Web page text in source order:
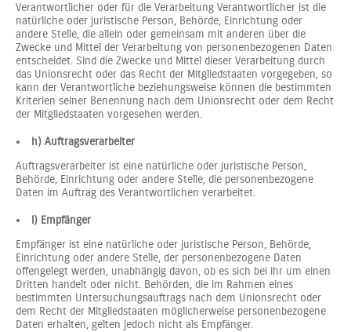
Verantwortlicher oder für die Verarbeitung Verantwortlicher ist die
natürliche oder juristische Person, Behörde, Einrichtung oder
andere Stelle, die allein oder gemeinsam mit anderen über die
Zwecke und Mittel der Verarbeitung von personenbezogenen Daten
entscheidet. Sind die Zwecke und Mittel dieser Verarbeitung durch
das Unionsrecht oder das Recht der Mitgliedstaaten vorgegeben, so
kann der Verantwortliche beziehungsweise können die bestimmten
Kriterien seiner Benennung nach dem Unionsrecht oder dem Recht
der Mitgliedstaaten vorgesehen werden.
h) Auftragsverarbeiter
Auftragsverarbeiter ist eine natürliche oder juristische Person,
Behörde, Einrichtung oder andere Stelle, die personenbezogene
Daten im Auftrag des Verantwortlichen verarbeitet.
i) Empfänger
Empfänger ist eine natürliche oder juristische Person, Behörde,
Einrichtung oder andere Stelle, der personenbezogene Daten
offengelegt werden, unabhängig davon, ob es sich bei ihr um einen
Dritten handelt oder nicht. Behörden, die im Rahmen eines
bestimmten Untersuchungsauftrags nach dem Unionsrecht oder
dem Recht der Mitgliedstaaten möglicherweise personenbezogene
Daten erhalten, gelten jedoch nicht als Empfänger.